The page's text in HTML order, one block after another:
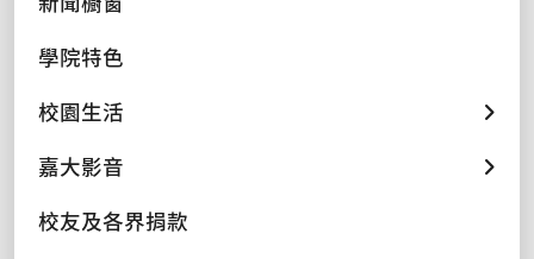
學院特色
校園生活
嘉大影音
校友及各界捐款